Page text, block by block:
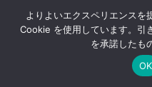
よりよいエクスペリエンスを
Cookie を使用しています。引
を承諾したも
OK